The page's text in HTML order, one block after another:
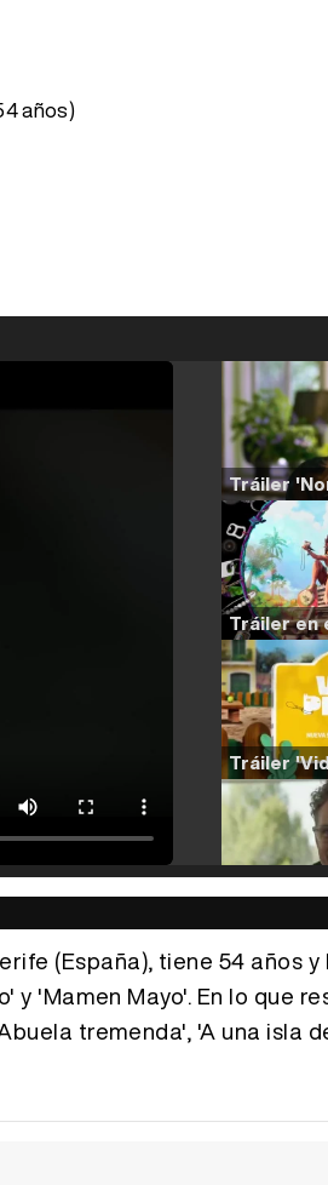
años)
(España), tiene 54 años y
y 'Mamen Mayo'. En lo que
tremenda', 'A una isla